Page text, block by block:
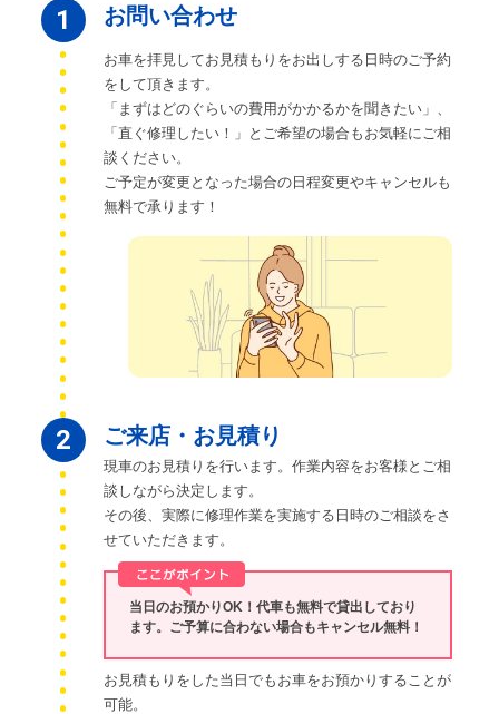
1 お問い合わせ
お車を拝見してお見積もりをお出しする日時のご予約
をして頂きます。
「まずはどのぐらいの費用がかかるかを聞きたい」、
「直ぐ修理したい！」とご希望の場合もお気軽にご相
談ください。
ご予定が変更となった場合の日程変更やキャンセルも
無料で承ります！
2 ご来店・お見積り
現車のお見積りを行います。作業内容をお客様とご相
談しながら決定します。
その後、実際に修理作業を実施する日時のご相談をさ
せていただきます。
当日のお預かりOK！代車も無料で貸出しており
ます。ご予算に合わない場合もキャンセル無料！
お見積もりをした当日でもお車をお預かりすることが
可能。